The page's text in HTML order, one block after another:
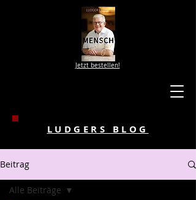
LUDGERS BLOG
Jetzt bestellen!
Beitrag
Alle Beiträge